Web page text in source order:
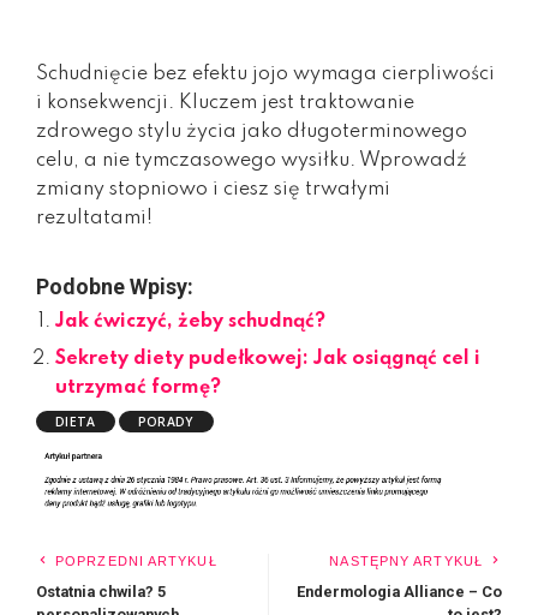
Schudnięcie bez efektu jojo wymaga cierpliwości
i konsekwencji. Kluczem jest traktowanie
zdrowego stylu życia jako długoterminowego
celu, a nie tymczasowego wysiłku. Wprowadź
zmiany stopniowo i ciesz się trwałymi
rezultatami!
Podobne Wpisy:
Jak ćwiczyć, żeby schudnąć?
Sekrety diety pudełkowej: Jak osiągnąć cel i
utrzymać formę?
DIETA PORADY
POPRZEDNI ARTYKUŁ
Ostatnia chwila? 5
NASTĘPNY ARTYKUŁ
Endermologia Alliance – Co